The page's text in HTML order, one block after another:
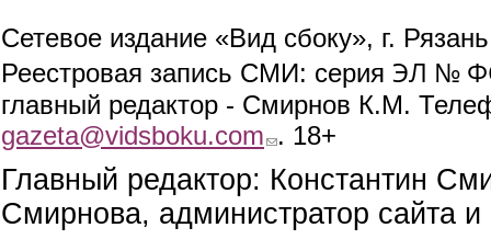
Сетевое издание «Вид сбоку», г.
Реестровая запись СМИ: серия ЭЛ №
главный редактор - Смирнов К.М.
gazeta@vidsboku.com (link sends e-mail)
. 18+
Главный редактор: Константин
Смирнова, администратор сайта